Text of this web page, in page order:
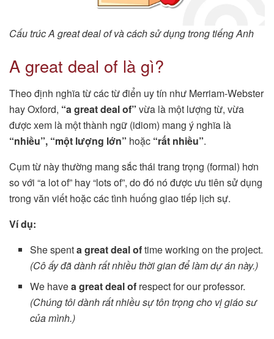
Cấu trúc A great deal of và cách sử dụng trong tiếng Anh
A great deal of là gì?
Theo định nghĩa từ các từ điển uy tín như Merriam-Webster
hay Oxford, “a great deal of” vừa là một lượng từ, vừa
được xem là một thành ngữ (idiom) mang ý nghĩa là
“nhiều”, “một lượng lớn” hoặc “rất nhiều”.
Cụm từ này thường mang sắc thái trang trọng (formal) hơn
so với “a lot of” hay “lots of”, do đó nó được ưu tiên sử dụng
trong văn viết hoặc các tình huống giao tiếp lịch sự.
Ví dụ:
She spenta great deal oftime working on the project.
(Cô ấy đã dành rất nhiều thời gian để làm dự án này.)
We havea great deal of respect for our professor.
(Chúng tôi dành rất nhiều sự tôn trọng cho vị giáo sư
của mình.)